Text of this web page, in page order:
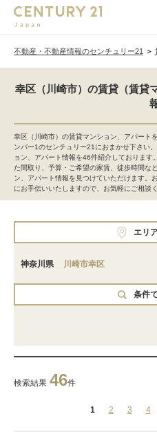
不動産・不動産情報のセンチュリー21
幸区（川崎市）の賃貸（賃貸
幸区（川崎市）の賃貸マンション、アパート
ンバー1のセンチュリー21におまかせ下さい
ョン、アパート情報を46件紹介しておりま
た間取り、予算・ご希望の家賃、徒歩時間な
ン、アパート情報を見つけていただけます。
にお手伝いいたしますので、お気軽にご相談
エリ
神奈川県 川崎市幸区
条件
検索結果 46件
1 2 3 4